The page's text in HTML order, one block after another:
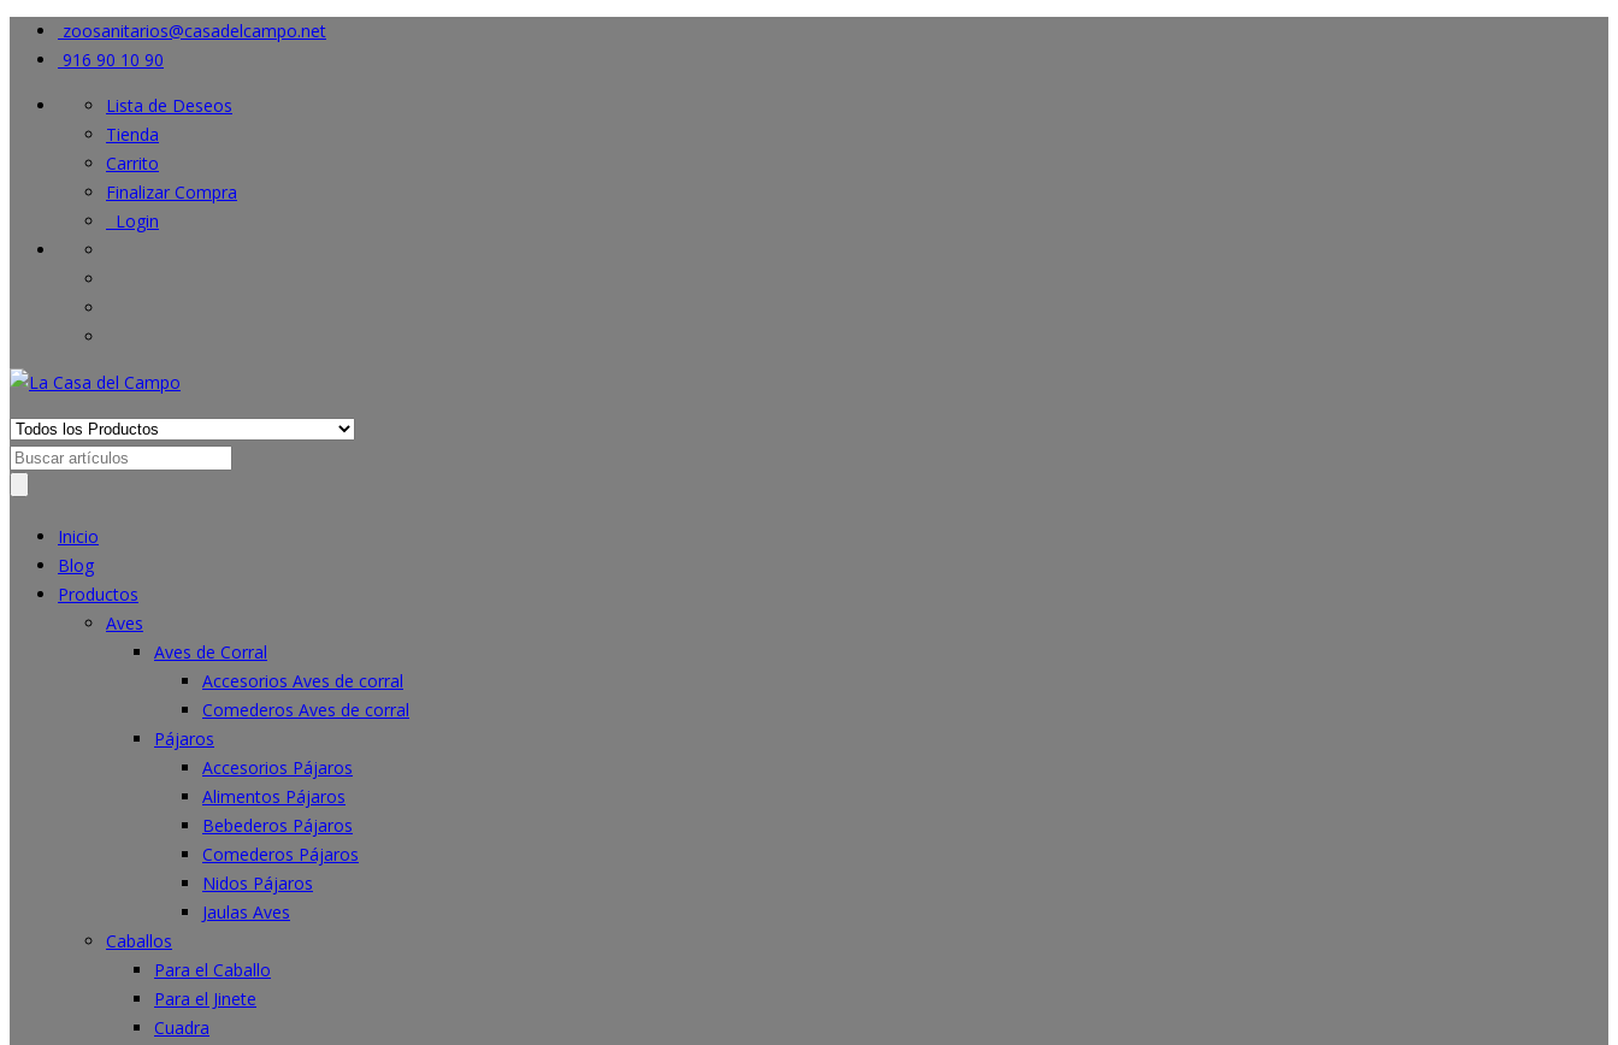
zoosanitarios@casadelcampo.net
916 90 10 90
Lista de Deseos
Tienda
Carrito
Finalizar Compra
Login
Search
Inicio
Blog
Productos
Aves
Aves de Corral
Accesorios Aves de corral
Comederos Aves de corral
Pájaros
Accesorios Pájaros
Alimentos Pájaros
Bebederos Pájaros
Comederos Pájaros
Nidos Pájaros
Jaulas Aves
Caballos
Para el Caballo
Para el Jinete
Cuadra